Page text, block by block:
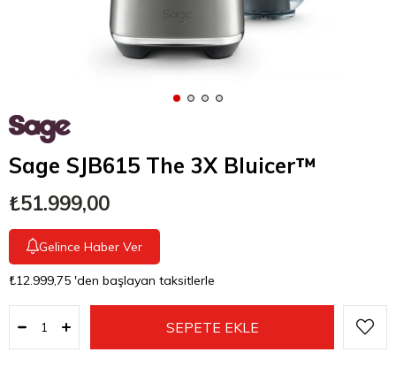
Sage SJB615 The 3X Bluicer™
₺51.999,00
Gelince Haber Ver
₺12.999,75 'den başlayan taksitlerle